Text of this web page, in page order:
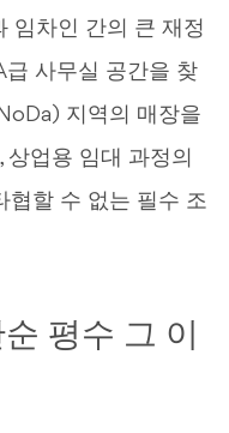
임차인 간의 큰 재정
급 사무실 공간을 찾
지역의 매장을
업용 임대 과정의
협할 수 없는 필수 조
평수 그 이